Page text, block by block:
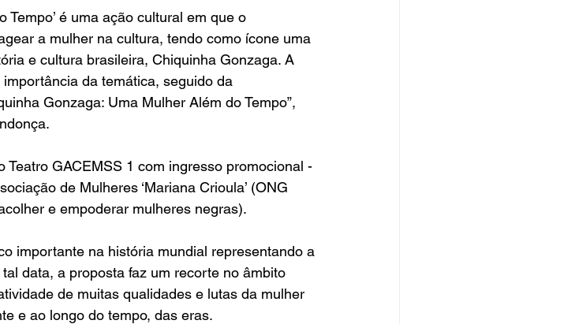
Tempo’ é uma ação cultural em que o
a mulher na cultura, tendo como ícone uma
e cultura brasileira, Chiquinha Gonzaga. A
da temática, seguido da
Gonzaga: Uma Mulher Além do Tempo”,
GACEMSS 1 com ingresso promocional -
de Mulheres ‘Mariana Crioula’ (ONG
e empoderar mulheres negras).
importante na história mundial representando a
data, a proposta faz um recorte no âmbito
de muitas qualidades e lutas da mulher
e ao longo do tempo, das eras.